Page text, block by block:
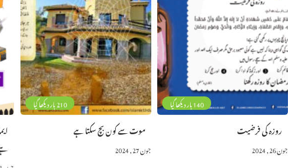
210 بار دیکھا گیا
موت سے کون بچ سکتا ہے
جون 27, 2024
140 بار دیکھا گیا
روزہ کی فرضیت
جون 26, 2024